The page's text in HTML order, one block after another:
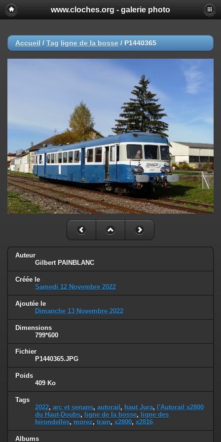
www.cloches.org - galerie photo
Accueil / Tag ligne de la bosse / P1440365
Auteur
Gilbert PAINBLANC
Créée le
Samedi 12 Novembre 2022
Ajoutée le
Dimanche 13 Novembre 2022
Dimensions
799*600
Fichier
P1440365.JPG
Poids
409 Ko
Tags
2022, arc et senans, autorail , haut Jura, l'Autorail x2800
du Haut-Doubs, ligne de la bosse,
ligne des
hirondelles, morez, train, x2800, x2816
Albums